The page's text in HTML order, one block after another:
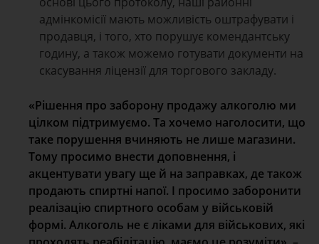
адмінкомісії мають можливість оштрафувати і
продавця, і того, хто порушує комендантську
годину, а також можемо готувати документи на
скасування ліцензії для торгового закладу.
«Рішення про заборону продажу алкоголю ми
цілком підтримуємо. Та хочемо наголосити, що
таке порушення вчиняють не лише магазини.
Тому просимо внести доповнення, і
акцентувати увагу ще й на заправках, де також
продають спиртні напої. І просимо заборонити
реалізацію спиртного особам у військовій
формі. Алкоголь не є ліками для військових, які